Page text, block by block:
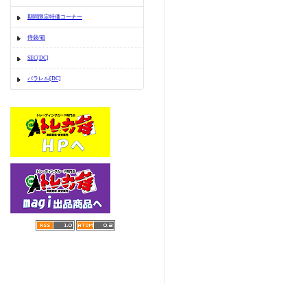
期間限定特価コーナー
侍袋/箱
SEC[DC]
パラレル[DC]